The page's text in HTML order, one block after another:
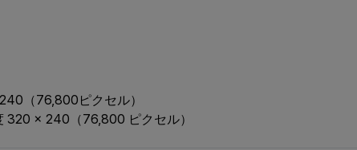
（76,800ピクセル）
320 × 240（76,800 ピクセル）